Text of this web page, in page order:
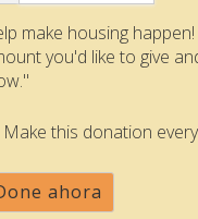
make housing
you'd like to give
Make this donation every
ahora